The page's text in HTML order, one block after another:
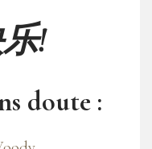
!
doute :